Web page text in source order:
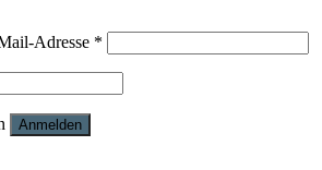
Adresse *
Anmelden